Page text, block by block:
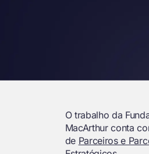
O trabalho da
MacArthur conta
de Parceiros e